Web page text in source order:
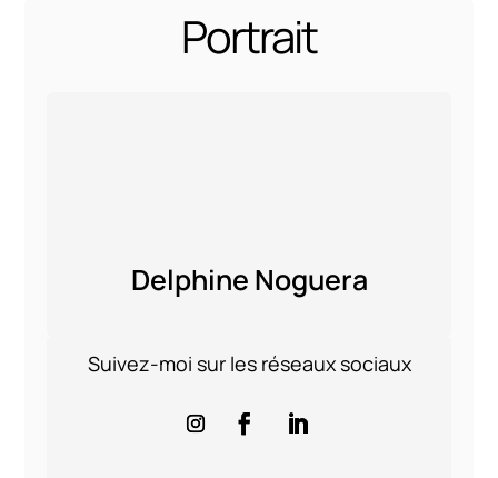
Portrait
Delphine Noguera
Suivez-moi sur les réseaux sociaux